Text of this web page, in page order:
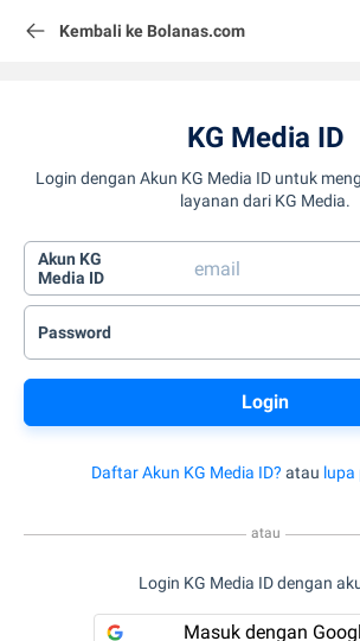
Kembali ke Bolanas.com
KG Media ID
Login dengan Akun KG Media ID untuk
layanan dari KG Media.
Akun KG
Media ID
Password
Daftar Akun KG Media ID? atau lupa
atau
Login KG Media ID dengan
Masuk dengan